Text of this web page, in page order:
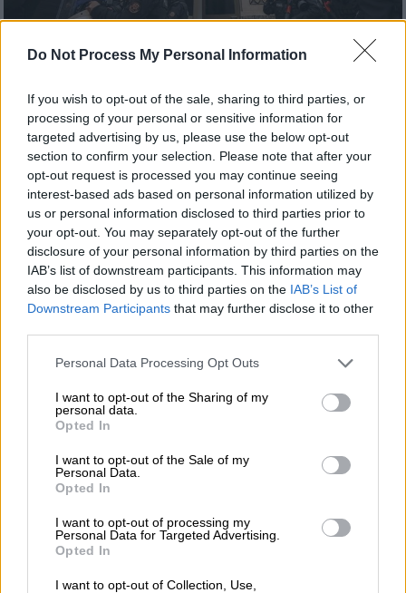
Do Not Process My Personal Information
If you wish to opt-out of the sale, sharing to third parties, or
processing of your personal or sensitive information for
targeted advertising by us, please use the below opt-out
section to confirm your selection. Please note that after your
opt-out request is processed you may continue seeing
interest-based ads based on personal information utilized by
us or personal information disclosed to third parties prior to
your opt-out. You may separately opt-out of the further
disclosure of your personal information by third parties on the
IAB’s list of downstream participants. This information may
also be disclosed by us to third parties on the IAB’s List of
Downstream Participants that may further disclose it to other
Please note that this website/app uses one or more Google
not limited to your visit or usage behaviour. You may click to
grant or deny consent to Google and its third-party tags to
use your data for below specified purposes in below Google
consent section.
Personal Data Processing Opt Outs
I want to opt-out of the Sharing of my
personal data.
Opted In
I want to opt-out of the Sale of my
Personal Data.
Opted In
I want to opt-out of processing my
Personal Data for Targeted Advertising.
Opted In
I want to opt-out of Collection, Use,
Διαμαρτυρία μπροστά από το Γενικό
Προξενείο της Ελλάδας στην
Κωνσταντινούπολη
Συγκέντρωση διαμαρτυρίας από μικρή ομάδα
ατόμων πραγματοποιήθηκε σήμερα μπροστά
από το Γενικό Προξενείο της Ελλάδας στην
Κωνσταντινούπολη
Κόσμος|25.03.2020 20:27